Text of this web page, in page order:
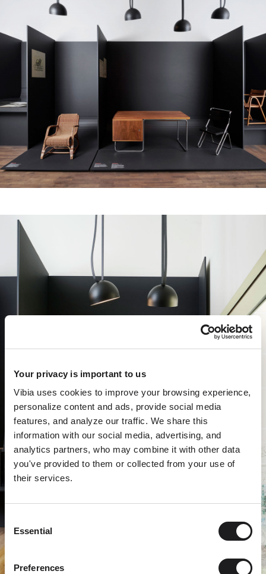
Your privacy is important to us
Vibia uses cookies to improve your browsing experience,
personalize content and ads, provide social media
features, and analyze our traffic. We share this
information with our social media, advertising, and
analytics partners, who may combine it with other data
you've provided to them or collected from your use of
their services.
Selection
Essential
Preferences